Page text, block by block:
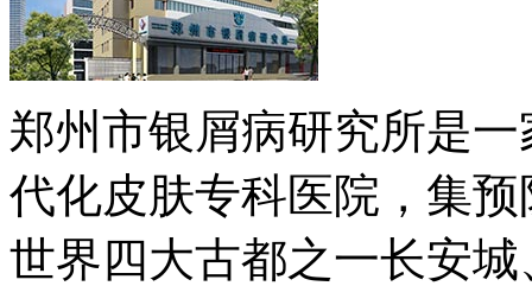
郑州市银屑病研究所是
代化皮肤专科医院，集
世界四大古都之一长安